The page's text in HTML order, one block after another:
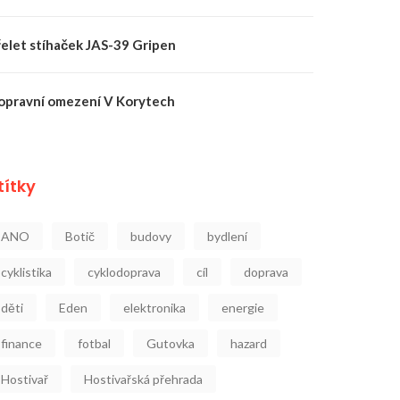
stíhaček JAS-39 Gripen
omezení V Korytech
ANO Botič budovy bydlení
cyklistika cyklodoprava cíl doprava
děti Eden elektronika energie
finance fotbal Gutovka hazard
Hostivař Hostivařská přehrada